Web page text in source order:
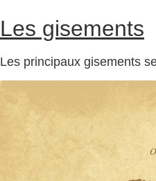
Les gisements
Les principaux gisements